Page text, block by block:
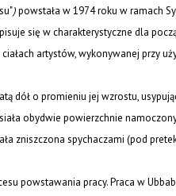
)powstała w 1974 roku w ramach
się w charakterystyczne dla
artystów, wykonywanej przy
dół o promieniu jej wzrostu,
obydwie powierzchnie
zniszczona spychaczami (pod
powstawania pracy. Praca w